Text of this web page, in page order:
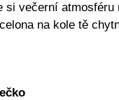
si večerní atmosféru
na kole tě